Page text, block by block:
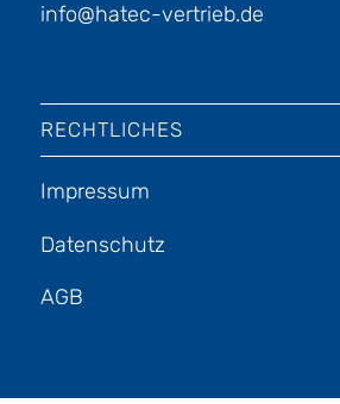
info@hatec-vertrieb.de
RECHTLICHES
Impressum
Datenschutz
AGB